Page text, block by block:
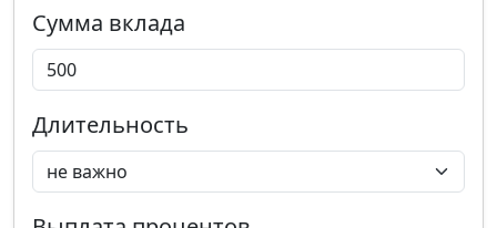
Сумма вклада
Длительность